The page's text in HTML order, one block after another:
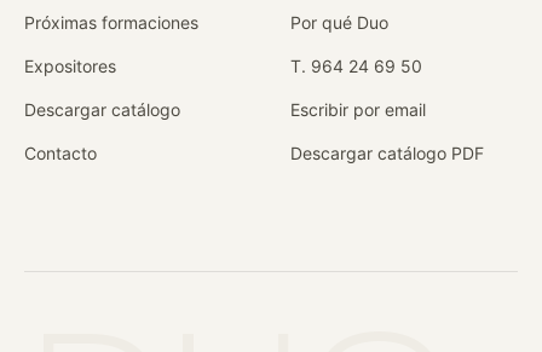
Próximas formaciones
Expositores
Descargar catálogo
Contacto
Por qué Duo
T. 964 24 69 50
Escribir por email
Descargar catálogo PDF